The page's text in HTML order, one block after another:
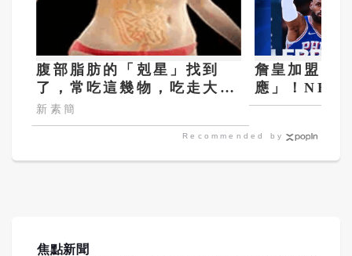
腹部脂肪的「剋星」找到
了，常吃這幾物，吃走大肚
囊，瘦出小蠻腰
新素簡
詹皇加盟76
應」！NBA
20場 費城
Recommended by
焦點新聞